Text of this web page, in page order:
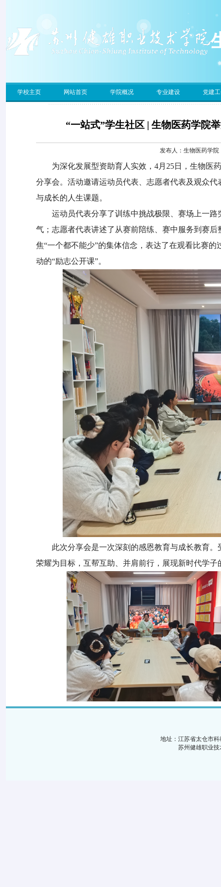
学校主页 网站首页 学院概况 专业建设 党建
“一站式”学生社区 | 生物医药学院
发布人：生物医药学
为深化发展型资助育人实效， 4月 25日，生物医
分享会。活动邀请运动员代表、志愿者代表及观众
与成长的人生课题。
运动员代表分享了训练中挑战极限、赛场上一
气；志愿者代表讲述了从赛前陪练、赛中服务到赛
焦“一个都不能少”的集体信念，表达了在观看比赛
动的“励志公开课”。
此次分享会是一次深刻的感恩教育与成长教育
荣耀为目标，互帮互助、并肩前行，展现新时代学子
地址：江苏省太仓市
苏州健雄职业